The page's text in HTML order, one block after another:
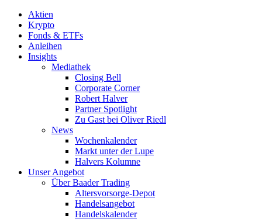
Aktien
Krypto
Fonds & ETFs
Anleihen
Insights
Mediathek
Closing Bell
Corporate Corner
Robert Halver
Partner Spotlight
Zu Gast bei Oliver Riedl
News
Wochenkalender
Markt unter der Lupe
Halvers Kolumne
Unser Angebot
Über Baader Trading
Altersvorsorge-Depot
Handelsangebot
Handelskalender